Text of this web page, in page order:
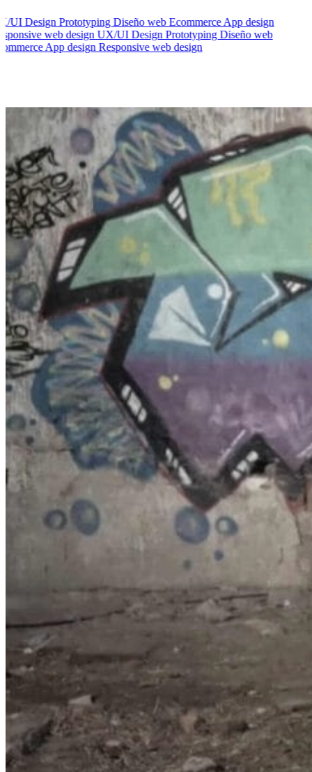
UX/UI DesignPrototypingDiseño webEcommerceApp design
Responsive web designUX/UI DesignPrototypingDiseño web
EcommerceApp designResponsive web design